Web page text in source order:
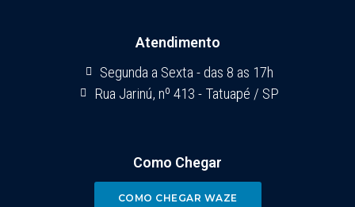
Atendimento
Segunda a Sexta - das 8 as 17h
Rua Jarinú, nº 413 - Tatuapé / SP
Como Chegar
COMO CHEGAR WAZE